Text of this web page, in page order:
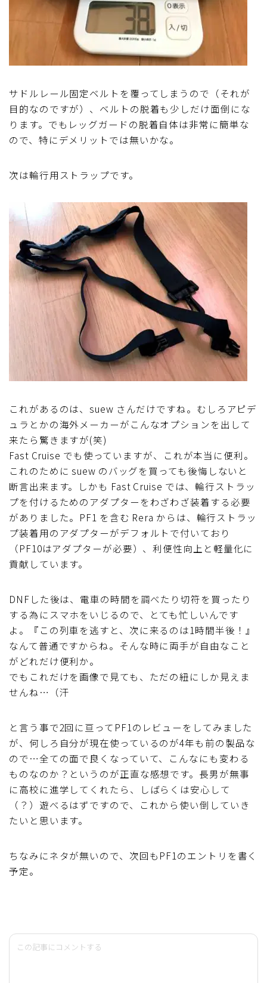
サドルレール固定ベルトを覆ってしまうので（それが
目的なのですが）、ベルトの脱着も少しだけ面倒にな
ります。でもレッグガードの脱着自体は非常に簡単な
ので、特にデメリットでは無いかな。
次は輪行用ストラップです。
これがあるのは、suew さんだけですね。むしろアピデ
ュラとかの海外メーカーがこんなオプションを出して
来たら驚きますが(笑)
Fast Cruise でも使っていますが、これが本当に便利。
これのために suew のバッグを買っても後悔しないと
断言出来ます。しかも Fast Cruise では、輪行ストラッ
プを付けるためのアダプターをわざわざ装着する必要
がありました。PF1 を含む Rera からは、輪行ストラッ
プ装着用のアダプターがデフォルトで付いており
（PF10はアダプターが必要）、利便性向上と軽量化に
貢献しています。
DNFした後は、電車の時間を調べたり切符を買ったり
する為にスマホをいじるので、とても忙しいんです
よ。『この列車を逃すと、次に来るのは1時間半後！』
なんて普通ですからね。そんな時に両手が自由なこと
がどれだけ便利か。
でもこれだけを画像で見ても、ただの紐にしか見えま
せんね…（汗
と言う事で2回に亘ってPF1のレビューをしてみました
が、何しろ自分が現在使っているのが4年も前の製品な
ので…全ての面で良くなっていて、こんなにも変わる
ものなのか？というのが正直な感想です。長男が無事
に高校に進学してくれたら、しばらくは安心して
（？）遊べるはずですので、これから使い倒していき
たいと思います。
ちなみにネタが無いので、次回もPF1のエントリを書く
予定。